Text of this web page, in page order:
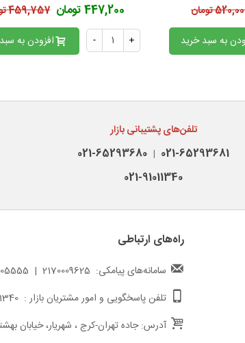
تومان
به سبد خرید
447,200 تومان 459,757 تومان
- + افزودن به
تلفن‌های پشتیبانی بازار
021-65293681
|
021-65293680
021-91011340
راه‌های ارتباطی
سامانه‌های پیامکی: 2170009625 | 217000005555
تلفن پاسخگویی و امور مشتریان بازار : 02191011340
آدرس: جاده تهران-کرج ، شهریار، خیابان